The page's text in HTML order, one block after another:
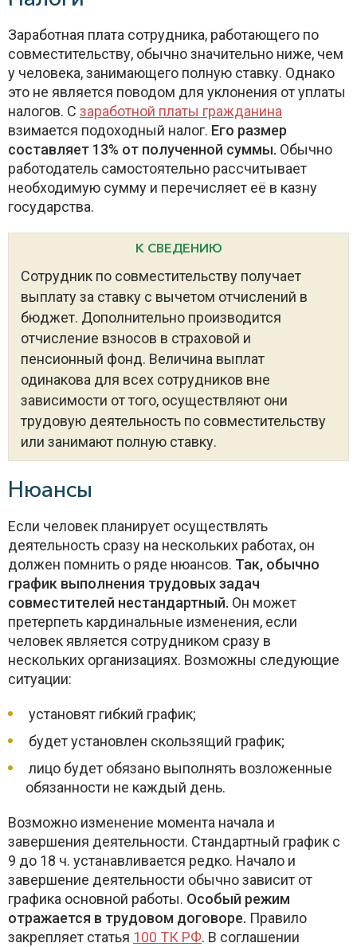
Заработная плата сотрудника, работающего по
совместительству, обычно значительно ниже, чем
у человека, занимающего полную ставку. Однако
это не является поводом для уклонения от уплаты
налогов. С заработной платы гражданина
взимается подоходный налог. Его размер
составляет 13% от полученной суммы. Обычно
работодатель самостоятельно рассчитывает
необходимую сумму и перечисляет её в казну
государства.
К СВЕДЕНИЮ
Сотрудник по совместительству получает
выплату за ставку с вычетом отчислений в
бюджет. Дополнительно производится
отчисление взносов в страховой и
пенсионный фонд. Величина выплат
одинакова для всех сотрудников вне
зависимости от того, осуществляют они
трудовую деятельность по совместительству
или занимают полную ставку.
Нюансы
Если человек планирует осуществлять
деятельность сразу на нескольких работах, он
должен помнить о ряде нюансов. Так, обычно
график выполнения трудовых задач
совместителей нестандартный. Он может
претерпеть кардинальные изменения, если
человек является сотрудником сразу в
нескольких организациях. Возможны следующие
ситуации:
установят гибкий график;
будет установлен скользящий график;
лицо будет обязано выполнять возложенные
обязанности не каждый день.
Возможно изменение момента начала и
завершения деятельности. Стандартный график с
9 до 18 ч. устанавливается редко. Начало и
завершение деятельности обычно зависит от
графика основной работы. Особый режим
отражается в трудовом договоре. Правило
закрепляет статья 100 ТК РФ. В соглашении